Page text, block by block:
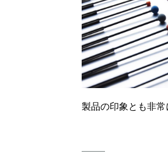
製品の印象とも非常